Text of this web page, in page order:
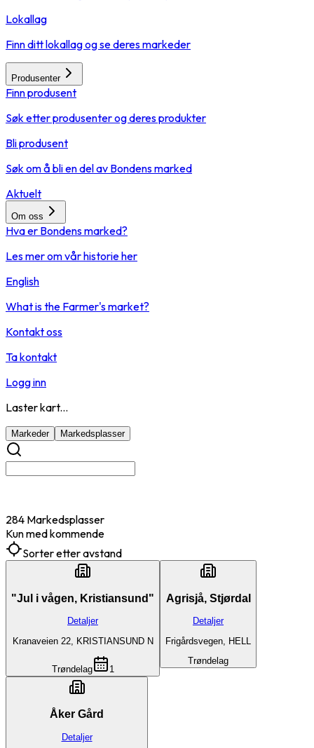
Lokallag
Finn ditt lokallag og se deres markeder
Produsenter
Finn produsent
Søk etter produsenter og deres produkter
Bli produsent
Søk om å bli en del av Bondens marked
Aktuelt
Om oss
Hva er Bondens marked?
Les mer om vår historie her
English
What is the Farmer's market?
Kontakt oss
Ta kontakt
Logg inn
Laster kart...
Markeder Markedsplasser
284 Markedsplasser
Kun med kommende
Sorter etter avstand
"Jul i vågen, Kristiansund"
Detaljer
Kranaveien 22, KRISTIANSUND N
Trøndelag 1
Agrisjå, Stjørdal
Detaljer
Frigårdsvegen, HELL
Trøndelag
Åker Gård
Detaljer